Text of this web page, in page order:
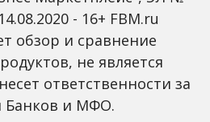
Совет ЕС
порекомендовал
авиапассажиров из
Китая отрицательный
тест на COVID-19
- 16+ FBM.ru
обзор и сравнение
не является
ответственности за
Банков и МФО.